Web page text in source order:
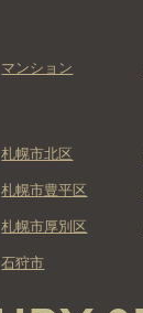
マンション
札幌市北区
札幌市豊平区
札幌市厚別区
石狩市